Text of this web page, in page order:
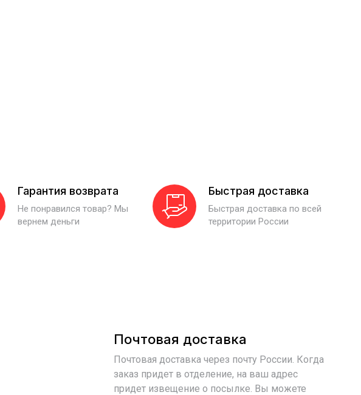
Гарантия возврата
Не понравился товар? Мы
вернем деньги
Быстрая доставка
Быстрая доставка по всей
территории России
Почтовая доставка
Почтовая доставка через почту России. Когда
заказ придет в отделение, на ваш адрес
придет извещение о посылке. Вы можете